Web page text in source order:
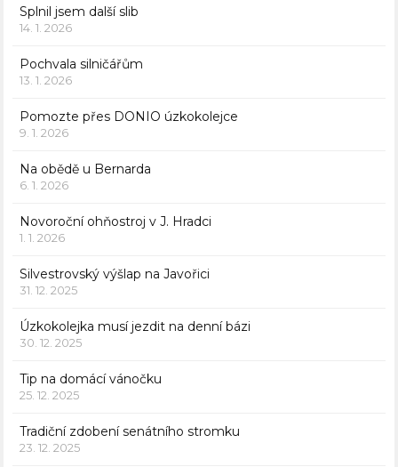
Splnil jsem další slib
14. 1. 2026
Pochvala silničářům
13. 1. 2026
Pomozte přes DONIO úzkokolejce
9. 1. 2026
Na obědě u Bernarda
6. 1. 2026
Novoroční ohňostroj v J. Hradci
1. 1. 2026
Silvestrovský výšlap na Javořici
31. 12. 2025
Úzkokolejka musí jezdit na denní bázi
30. 12. 2025
Tip na domácí vánočku
25. 12. 2025
Tradiční zdobení senátního stromku
23. 12. 2025